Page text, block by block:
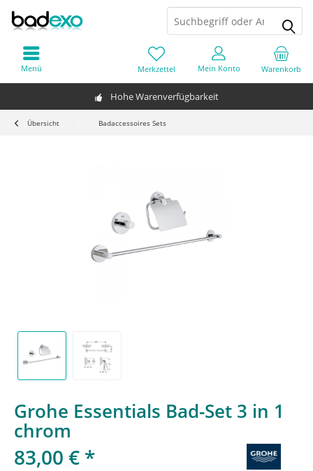
Hohe Warenverfügbarkeit
Warenkorb
Merkzettel Mein Konto
Menü
Übersicht Badaccessoires Sets
Grohe Essentials Bad-Set 3 in 1
chrom
83,00 € *